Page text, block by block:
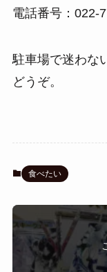
電話番号：022-
駐車場で迷わな
どうぞ。
食べたい